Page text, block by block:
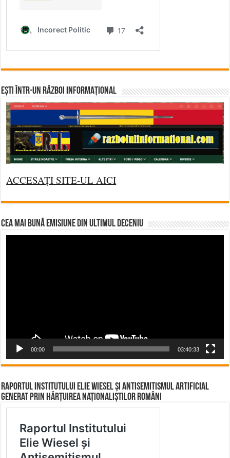
Ești într-un RĂZBOI INFORMAȚIONAL
ACCESAȚI SITE-UL AICI
CEA MAI BUNĂ EMISIUNE DIN ULTIMUL DECENIU
00:00 03:40:33
Raportul Institutului Elie Wiesel și Antisemitismul Artificial
Generat prin Hărțuirea Naționaliștilor Români